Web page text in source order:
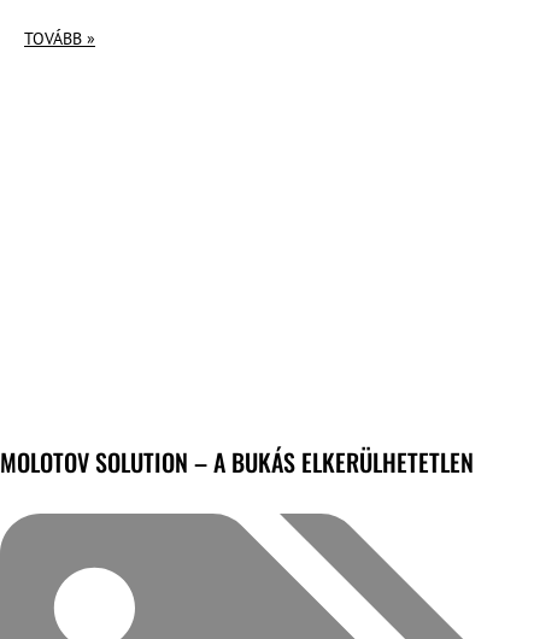
TOVÁBB »
MOLOTOV SOLUTION – A BUKÁS ELKERÜLHETETLEN